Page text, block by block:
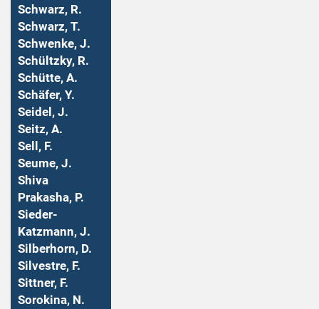
Schwarz, R.
Schwarz, T.
Schwenke, J.
Schültzky, R.
Schütte, A.
Schäfer, Y.
Seidel, J.
Seitz, A.
Sell, F.
Seume, J.
Shiva
Prakasha, P.
Sieder-
Katzmann, J.
Silberhorn, D.
Silvestre, F.
Sittner, F.
Sorokina, N.